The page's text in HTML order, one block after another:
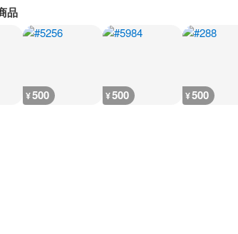
品
¥500 ¥500 ¥500